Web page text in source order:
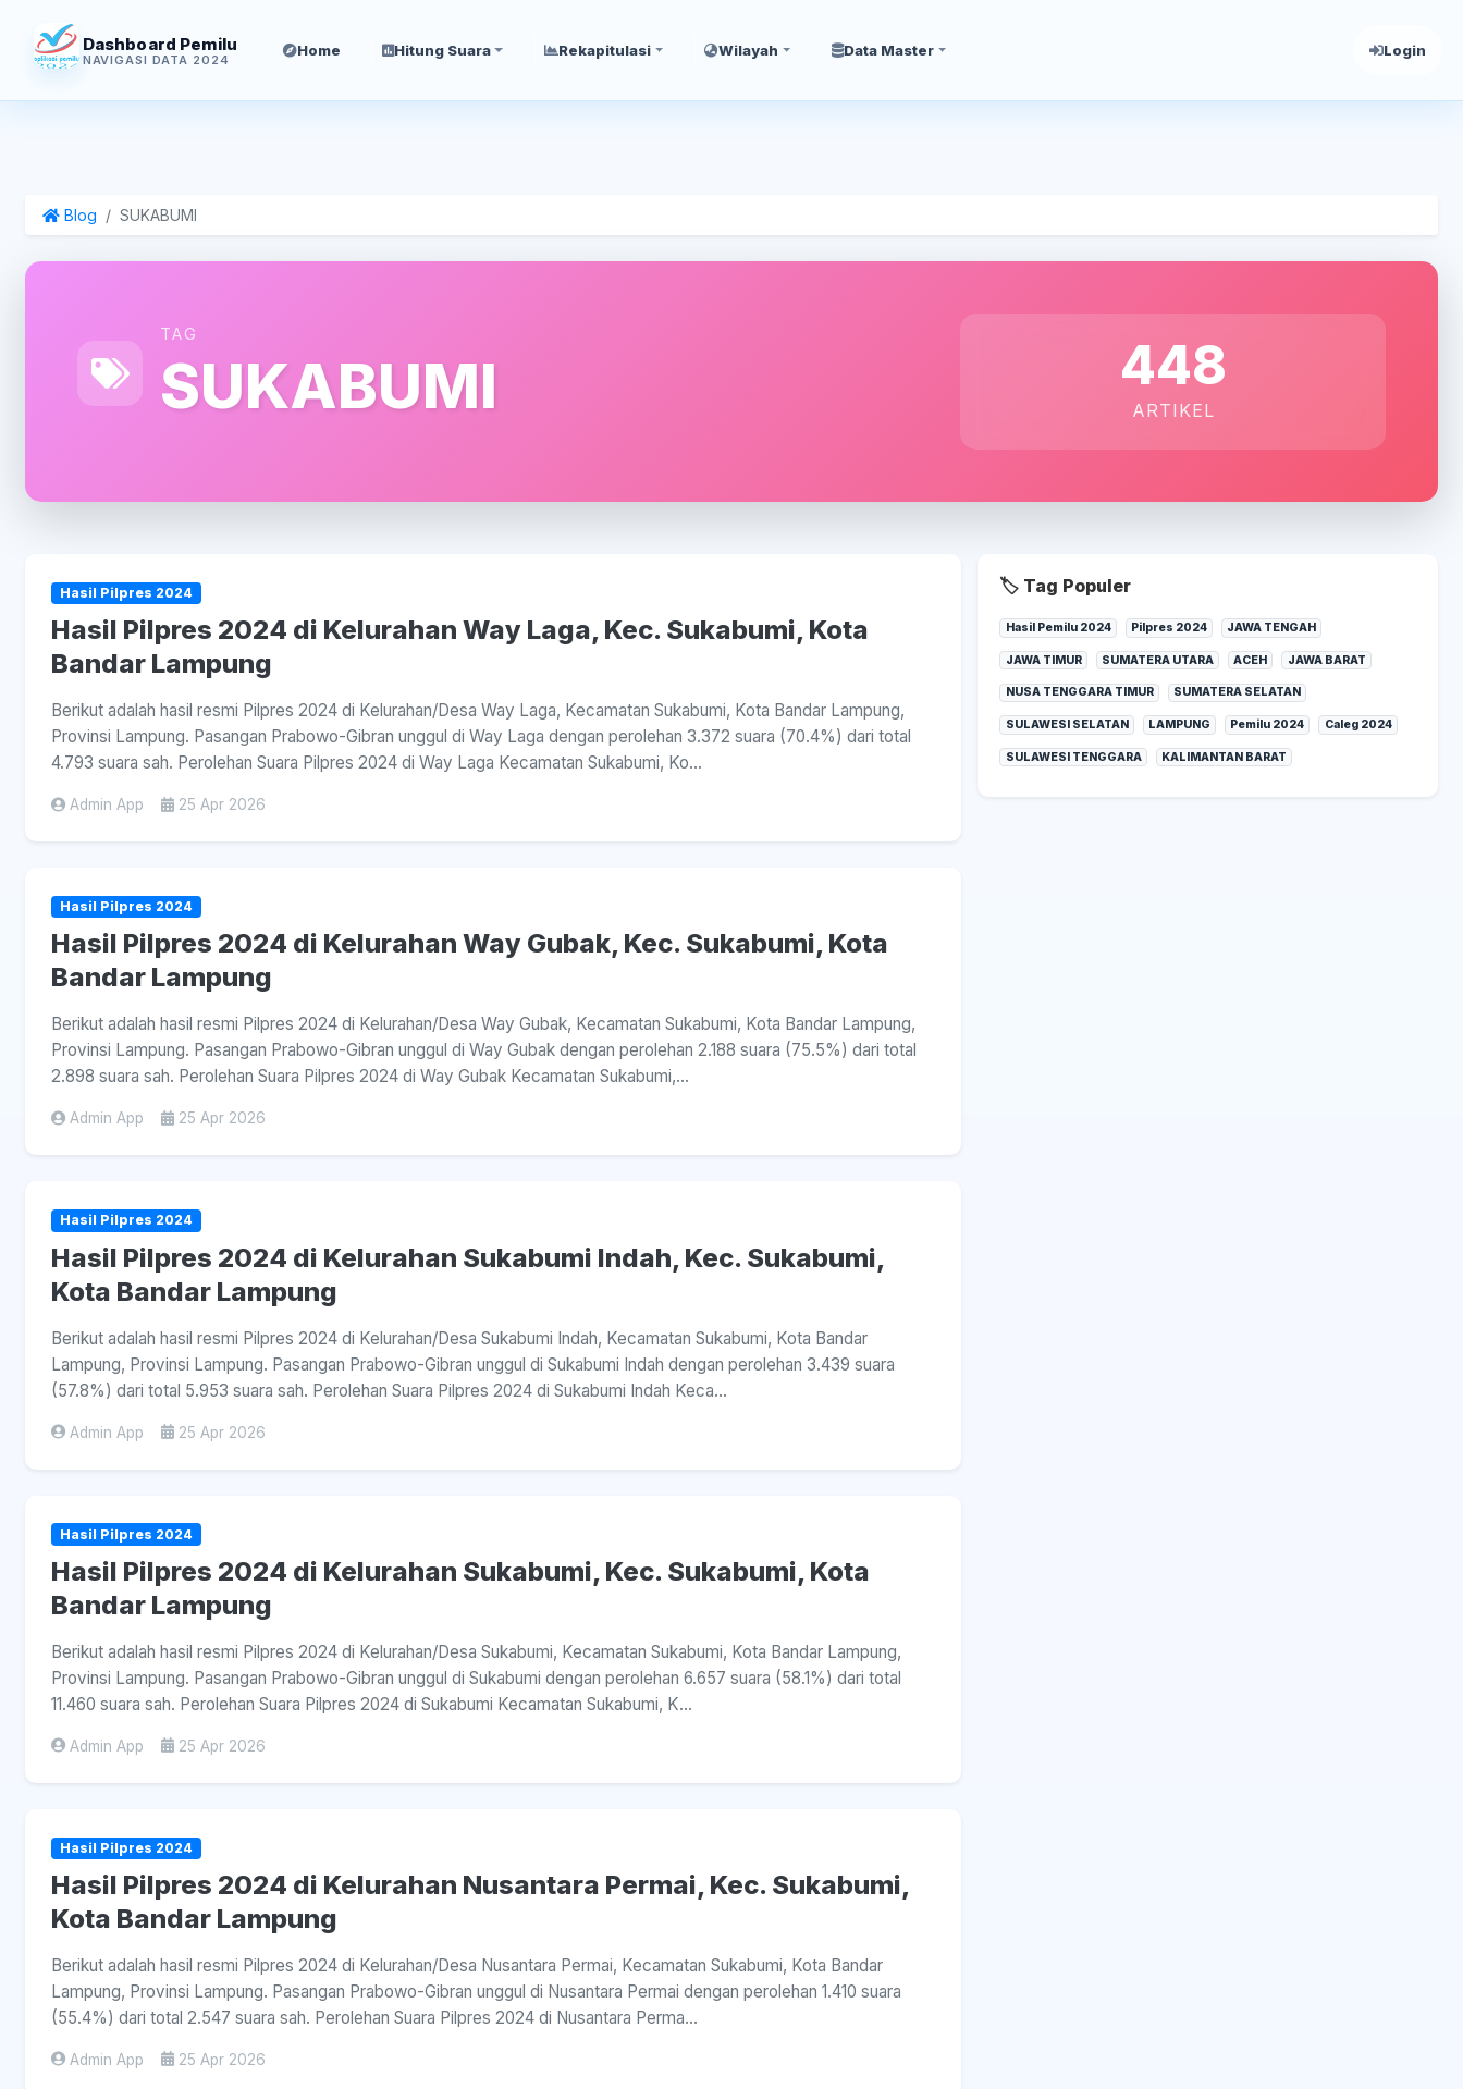
Dashboard Pemilu
NAVIGASI DATA 2024
Home Hitung Suara Rekapitulasi Wilayah Data Master Login
Blog SUKABUMI
TAG
SUKABUMI 448
ARTIKEL
Hasil Pilpres 2024
Hasil Pilpres 2024 di Kelurahan Way Laga, Kec. Sukabumi, Kota
Bandar Lampung
Berikut adalah hasil resmi Pilpres 2024 di Kelurahan/Desa Way Laga, Kecamatan Sukabumi, Kota Bandar Lampung,
Provinsi Lampung. Pasangan Prabowo-Gibran unggul di Way Laga dengan perolehan 3.372 suara (70.4%) dari total
4.793 suara sah. Perolehan Suara Pilpres 2024 di Way Laga Kecamatan Sukabumi, Ko...
Admin App 25 Apr 2026
Hasil Pilpres 2024
Hasil Pilpres 2024 di Kelurahan Way Gubak, Kec. Sukabumi, Kota
Bandar Lampung
Berikut adalah hasil resmi Pilpres 2024 di Kelurahan/Desa Way Gubak, Kecamatan Sukabumi, Kota Bandar Lampung,
Provinsi Lampung. Pasangan Prabowo-Gibran unggul di Way Gubak dengan perolehan 2.188 suara (75.5%) dari total
2.898 suara sah. Perolehan Suara Pilpres 2024 di Way Gubak Kecamatan Sukabumi,...
Admin App 25 Apr 2026
Hasil Pilpres 2024
Hasil Pilpres 2024 di Kelurahan Sukabumi Indah, Kec. Sukabumi,
Kota Bandar Lampung
Berikut adalah hasil resmi Pilpres 2024 di Kelurahan/Desa Sukabumi Indah, Kecamatan Sukabumi, Kota Bandar
Lampung, Provinsi Lampung. Pasangan Prabowo-Gibran unggul di Sukabumi Indah dengan perolehan 3.439 suara
(57.8%) dari total 5.953 suara sah. Perolehan Suara Pilpres 2024 di Sukabumi Indah Keca...
Admin App 25 Apr 2026
Hasil Pilpres 2024
Hasil Pilpres 2024 di Kelurahan Sukabumi, Kec. Sukabumi, Kota
Bandar Lampung
Berikut adalah hasil resmi Pilpres 2024 di Kelurahan/Desa Sukabumi, Kecamatan Sukabumi, Kota Bandar Lampung,
Provinsi Lampung. Pasangan Prabowo-Gibran unggul di Sukabumi dengan perolehan 6.657 suara (58.1%) dari total
11.460 suara sah. Perolehan Suara Pilpres 2024 di Sukabumi Kecamatan Sukabumi, K...
Admin App 25 Apr 2026
Hasil Pilpres 2024
Hasil Pilpres 2024 di Kelurahan Nusantara Permai, Kec. Sukabumi,
Kota Bandar Lampung
Berikut adalah hasil resmi Pilpres 2024 di Kelurahan/Desa Nusantara Permai, Kecamatan Sukabumi, Kota Bandar
Lampung, Provinsi Lampung. Pasangan Prabowo-Gibran unggul di Nusantara Permai dengan perolehan 1.410 suara
(55.4%) dari total 2.547 suara sah. Perolehan Suara Pilpres 2024 di Nusantara Perma...
Admin App 25 Apr 2026
🏷️ Tag Populer
Hasil Pemilu 2024 Pilpres 2024 JAWA TENGAH
JAWA TIMUR SUMATERA UTARA ACEH JAWA BARAT
NUSA TENGGARA TIMUR SUMATERA SELATAN
SULAWESI SELATAN LAMPUNG Pemilu 2024 Caleg 2024
SULAWESI TENGGARA KALIMANTAN BARAT